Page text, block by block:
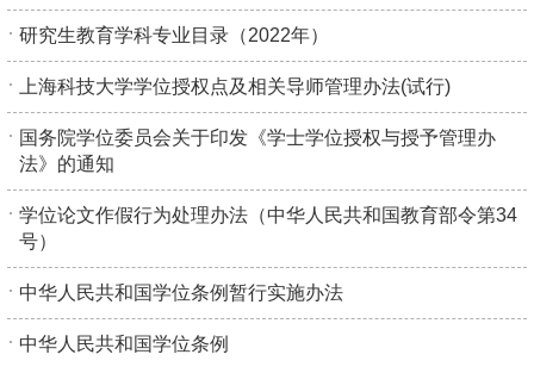
研究生教育学科专业目录（2022年）
上海科技大学学位授权点及相关导师管理办法(试行)
国务院学位委员会关于印发《学士学位授权与授予管理办
法》的通知
学位论文作假行为处理办法（中华人民共和国教育部令第34
号）
中华人民共和国学位条例暂行实施办法
中华人民共和国学位条例